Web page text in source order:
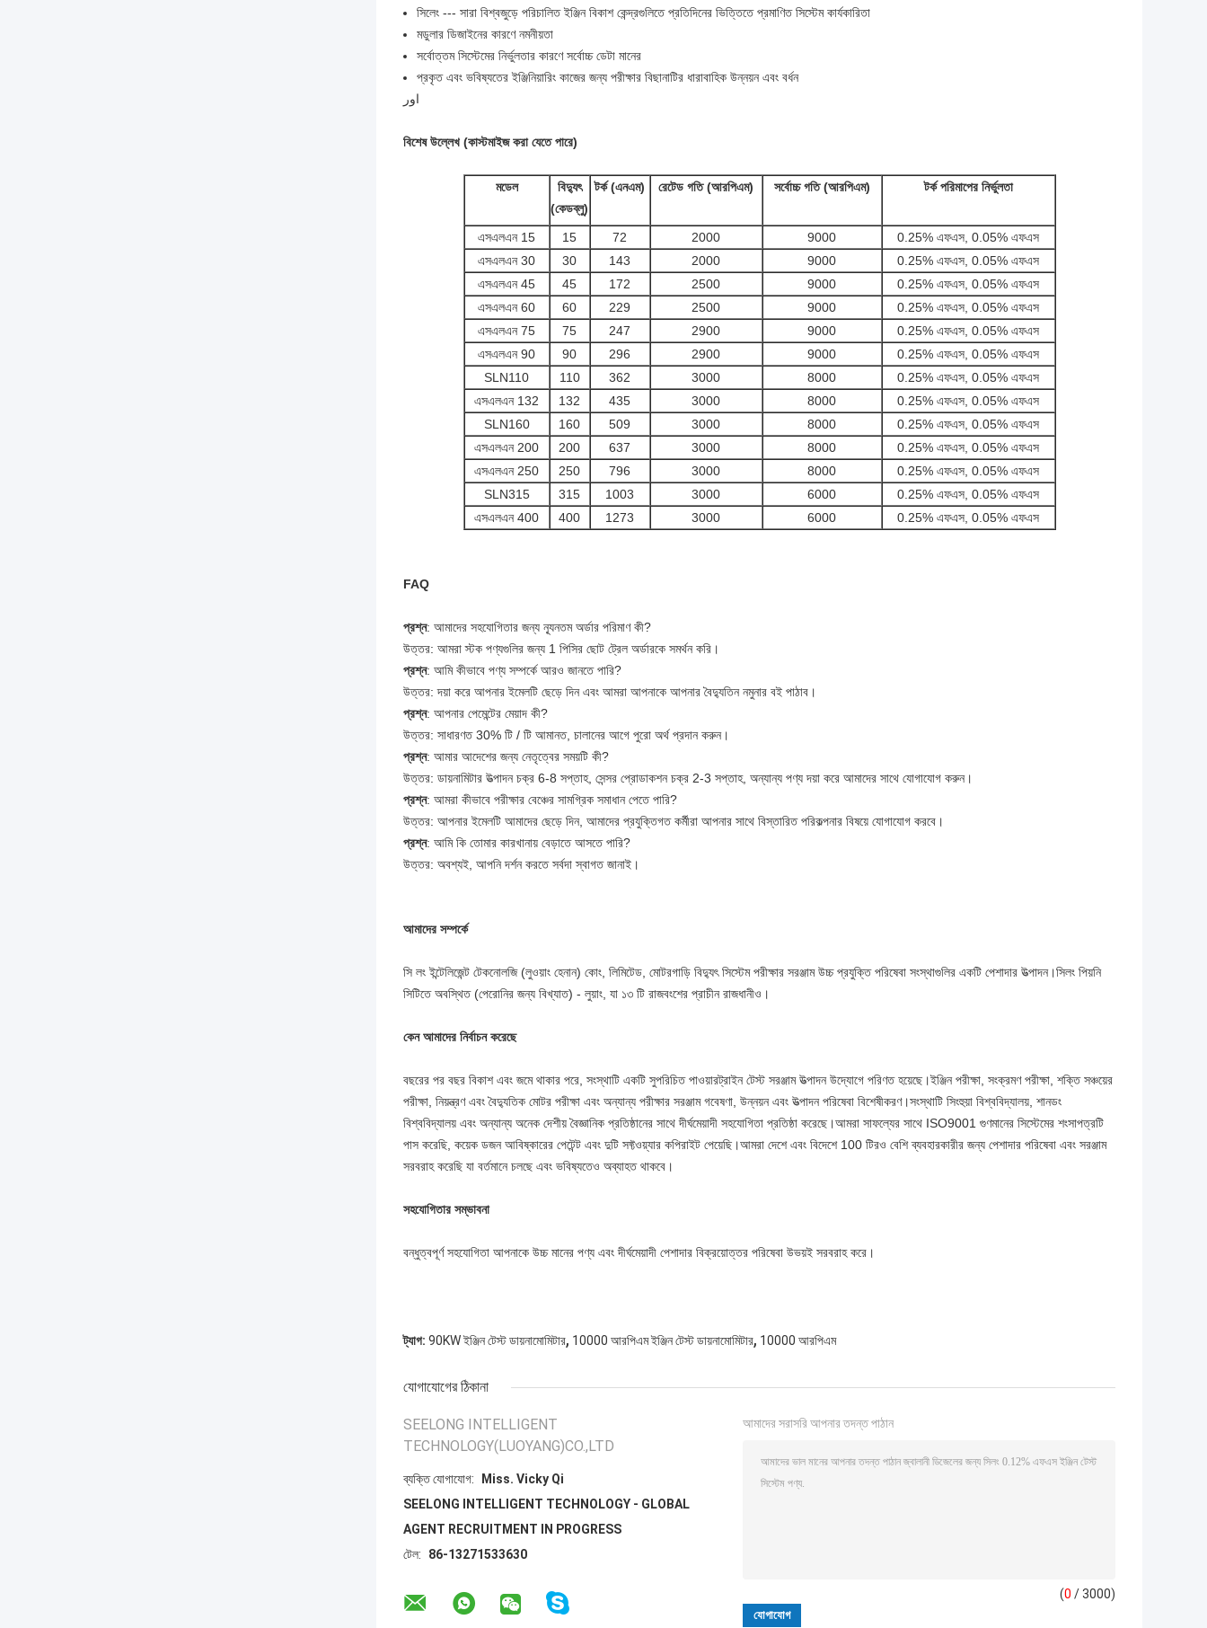
সিলেং --- সারা বিশ্বজুড়ে পরিচালিত ইঞ্জিন বিকাশ কেন্দ্রগুলিতে প্রতিদিনের ভিত্তিতে প্রমাণিত সিস্টেম কার্যকারিতা
মডুলার ডিজাইনের কারণে নমনীয়তা
সর্বোত্তম সিস্টেমের নির্ভুলতার কারণে সর্বোচ্চ ডেটা মানের
প্রকৃত এবং ভবিষ্যতের ইঞ্জিনিয়ারিং কাজের জন্য পরীক্ষার বিছানাটির ধারাবাহিক উন্নয়ন এবং বর্ধন
اور
বিশেষ উল্লেখ (কাস্টমাইজ করা যেতে পারে)
মডেল
বিদ্যুৎ
(কেডব্লু)
টর্ক (এনএম) রেটেড গতি (আরপিএম) সর্বোচ্চ গতি (আরপিএম) টর্ক পরিমাপের নির্ভুলতা
এসএলএন 15 15 72 2000 9000
0.25% এফএস, 0.05% এফএস
এসএলএন 30
30 143 2000 9000
0.25% এফএস, 0.05% এফএস
এসএলএন 45
45 172 2500 9000
0.25% এফএস, 0.05% এফএস
এসএলএন 60
60 229 2500 9000
0.25% এফএস, 0.05% এফএস
এসএলএন 75
75 247 2900 9000
0.25% এফএস, 0.05% এফএস
এসএলএন 90
90 296 2900 9000
0.25% এফএস, 0.05% এফএস
SLN110
110 362 3000 8000
0.25% এফএস, 0.05% এফএস
এসএলএন 132
132 435 3000 8000
0.25% এফএস, 0.05% এফএস
SLN160
160 509 3000 8000
0.25% এফএস, 0.05% এফএস
এসএলএন 200
200 637 3000 8000
0.25% এফএস, 0.05% এফএস
এসএলএন 250
250 796 3000 8000
0.25% এফএস, 0.05% এফএস
SLN315
315 1003 3000 6000
0.25% এফএস, 0.05% এফএস
এসএলএন 400
400 1273 3000 6000 0.25% এফএস, 0.05% এফএস
FAQ
প্রশ্ন: আমাদের সহযোগিতার জন্য ন্যূনতম অর্ডার পরিমাণ কী?
উত্তর: আমরা স্টক পণ্যগুলির জন্য 1 পিসির ছোট ট্রেল অর্ডারকে সমর্থন করি।
প্রশ্ন: আমি কীভাবে পণ্য সম্পর্কে আরও জানতে পারি?
উত্তর: দয়া করে আপনার ইমেলটি ছেড়ে দিন এবং আমরা আপনাকে আপনার বৈদ্যুতিন নমুনার বই পাঠাব।
প্রশ্ন: আপনার পেমেন্টের মেয়াদ কী?
উত্তর: সাধারণত 30% টি / টি আমানত, চালানের আগে পুরো অর্থ প্রদান করুন।
প্রশ্ন: আমার আদেশের জন্য নেতৃত্বের সময়টি কী?
উত্তর: ডায়নামিটার উত্পাদন চক্র 6-8 সপ্তাহ, সেন্সর প্রোডাকশন চক্র 2-3 সপ্তাহ, অন্যান্য পণ্য দয়া করে আমাদের সাথে যোগাযোগ করুন।
প্রশ্ন: আমরা কীভাবে পরীক্ষার বেঞ্চের সামগ্রিক সমাধান পেতে পারি?
উত্তর: আপনার ইমেলটি আমাদের ছেড়ে দিন, আমাদের প্রযুক্তিগত কর্মীরা আপনার সাথে বিস্তারিত পরিকল্পনার বিষয়ে যোগাযোগ করবে।
প্রশ্ন: আমি কি তোমার কারখানায় বেড়াতে আসতে পারি?
উত্তর: অবশ্যই, আপনি দর্শন করতে সর্বদা স্বাগত জানাই।
আমাদের সম্পর্কে
সি লং ইন্টেলিজেন্ট টেকনোলজি (লুওয়াং হেনান) কোং, লিমিটেড, মোটরগাড়ি বিদ্যুৎ সিস্টেম পরীক্ষার সরঞ্জাম উচ্চ প্রযুক্তি পরিষেবা সংস্থাগুলির একটি পেশাদার উত্পাদন।সিলং পিয়নি
সিটিতে অবস্থিত (পেরোনির জন্য বিখ্যাত) - লুয়াং, যা ১৩ টি রাজবংশের প্রাচীন রাজধানীও।
কেন আমাদের নির্বাচন করেছে
বছরের পর বছর বিকাশ এবং জমে থাকার পরে, সংস্থাটি একটি সুপরিচিত পাওয়ারট্রাইন টেস্ট সরঞ্জাম উত্পাদন উদ্যোগে পরিণত হয়েছে।ইঞ্জিন পরীক্ষা, সংক্রমণ পরীক্ষা, শক্তি সঞ্চয়ের
পরীক্ষা, নিয়ন্ত্রণ এবং বৈদ্যুতিক মোটর পরীক্ষা এবং অন্যান্য পরীক্ষার সরঞ্জাম গবেষণা, উন্নয়ন এবং উত্পাদন পরিষেবা বিশেষীকরণ।সংস্থাটি সিংহুয়া বিশ্ববিদ্যালয়, শানডং
বিশ্ববিদ্যালয় এবং অন্যান্য অনেক দেশীয় বৈজ্ঞানিক প্রতিষ্ঠানের সাথে দীর্ঘমেয়াদী সহযোগিতা প্রতিষ্ঠা করেছে।আমরা সাফল্যের সাথে ISO9001 গুণমানের সিস্টেমের শংসাপত্রটি
পাস করেছি, কয়েক ডজন আবিষ্কারের পেটেন্ট এবং দুটি সফ্টওয়্যার কপিরাইট পেয়েছি।আমরা দেশে এবং বিদেশে 100 টিরও বেশি ব্যবহারকারীর জন্য পেশাদার পরিষেবা এবং সরঞ্জাম
সরবরাহ করেছি যা বর্তমানে চলছে এবং ভবিষ্যতেও অব্যাহত থাকবে।
সহযোগিতার সম্ভাবনা
বন্ধুত্বপূর্ণ সহযোগিতা আপনাকে উচ্চ মানের পণ্য এবং দীর্ঘমেয়াদী পেশাদার বিক্রয়োত্তর পরিষেবা উভয়ই সরবরাহ করে।
ট্যাগ: 90KW ইঞ্জিন টেস্ট ডায়নামোমিটার, 10000 আরপিএম ইঞ্জিন টেস্ট ডায়নামোমিটার, 10000 আরপিএম
যোগাযোগের ঠিকানা
SEELONG INTELLIGENT
TECHNOLOGY(LUOYANG)CO.,LTD
ব্যক্তি যোগাযোগ:
Miss. Vicky Qi
SEELONG INTELLIGENT TECHNOLOGY - GLOBAL
AGENT RECRUITMENT IN PROGRESS
টেল:
86-13271533630
আমাদের সরাসরি আপনার তদন্ত পাঠান
(0 / 3000)